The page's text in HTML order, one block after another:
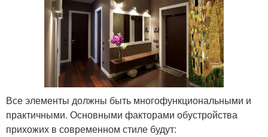
Все элементы должны быть многофункциональными и
практичными. Основными факторами обустройства
прихожих в современном стиле будут: